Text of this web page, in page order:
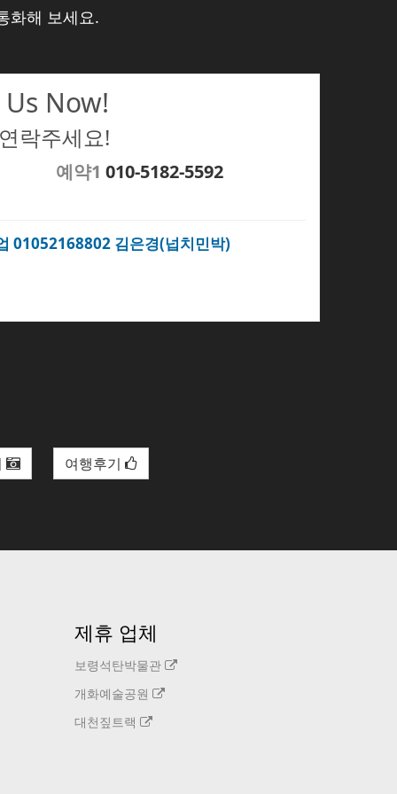
화해 보세요.
Now!
락주세요!
예약1 010-5182-5592
01052168802 김은경(넙치민박)
여행후기
제휴 업체
보령석탄박물관
개화예술공원
대천짚트랙